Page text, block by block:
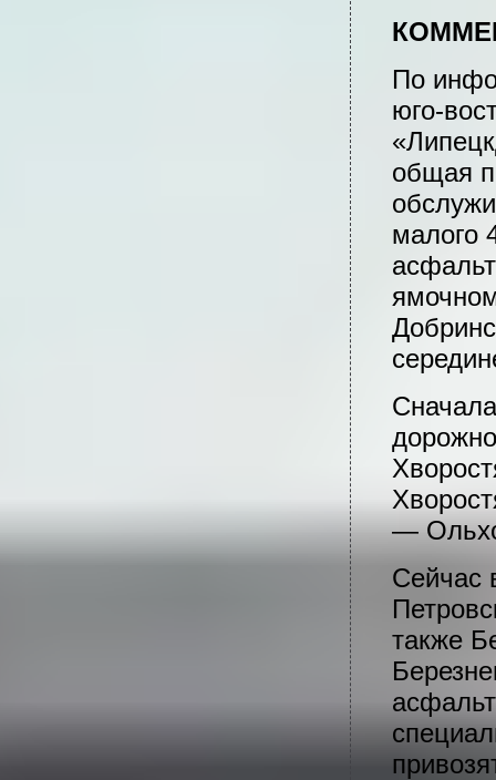
По
юго-
общая
малого
—
Сейчас
также